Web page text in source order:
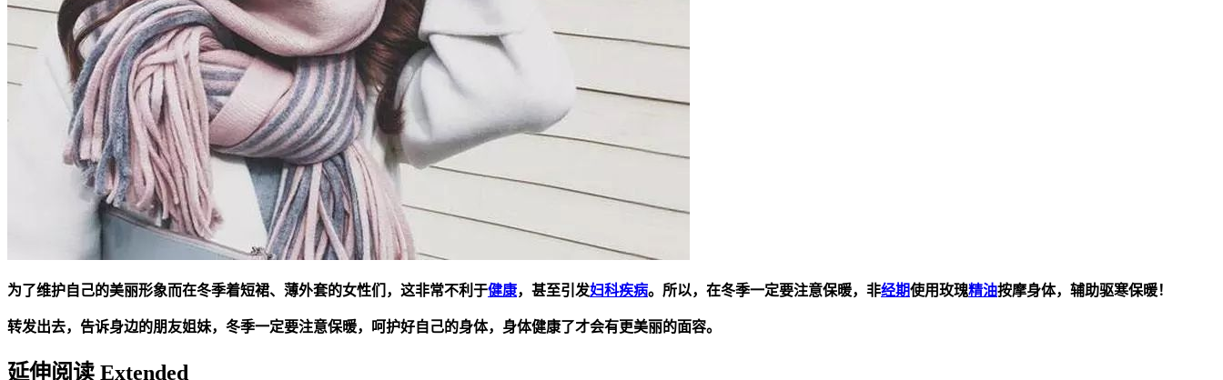
为了维护自己的美丽形象而在冬季着短裙、薄外套的女性们，这非常不利于健康，甚至引发妇科疾病。所以，在冬季一定要注意保暖，非经期使用玫瑰精油按摩身体，辅助驱寒保暖！
转发出去，告诉身边的朋友姐妹，冬季一定要注意保暖，呵护好自己的身体，身体健康了才会有更美丽的面容。
延伸阅读 Extended